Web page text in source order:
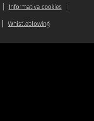
Informativa cookies
Whistleblowing